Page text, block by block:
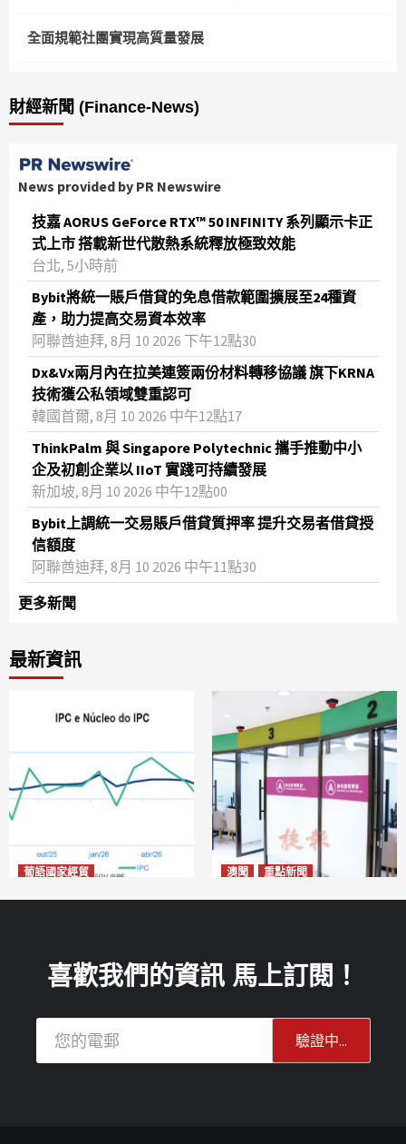
全面規範社團實現高質量發展
財經新聞 (Finance-News)
News provided by PR Newswire
技嘉 AORUS GeForce RTX™ 50 INFINITY 系列顯示卡正
式上市 搭載新世代散熱系統釋放極致效能
台北, 5小時前
Bybit將統一賬戶借貸的免息借款範圍擴展至24種資
產，助力提高交易資本效率
阿聯酋迪拜, 8月 10 2026 下午12點30
Dx&Vx兩月內在拉美連簽兩份材料轉移協議 旗下KRNA
技術獲公私領域雙重認可
韓國首爾, 8月 10 2026 中午12點17
ThinkPalm 與 Singapore Polytechnic 攜手推動中小
企及初創企業以 IIoT 實踐可持續發展
新加坡, 8月 10 2026 中午12點00
Bybit上調統一交易賬戶借貸質押率 提升交易者借貸授
信額度
阿聯酋迪拜, 8月 10 2026 中午11點30
更多新聞
最新資訊
葡語國家經貿 澳聞 重點新聞
2026-08-11
喜歡我們的資訊 馬上訂閱！